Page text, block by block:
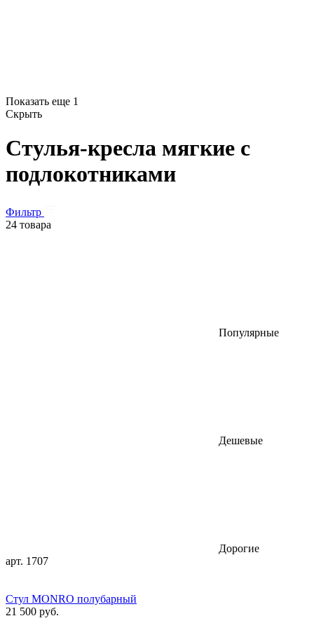
Показать еще 1
Скрыть
Стулья-кресла мягкие с
подлокотниками
Фильтр
24 товара
Популярные
Дешевые
Дорогие
арт. 1707
Стул MONRO полубарный
21 500 руб.